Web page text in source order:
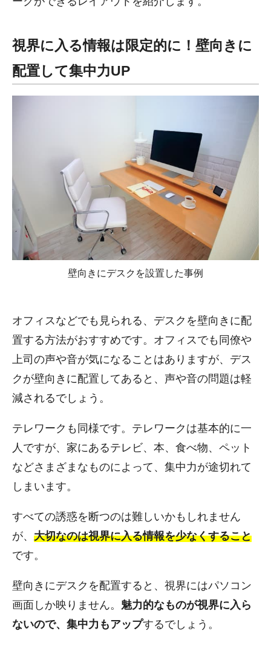
視界に入る情報は限定的に！壁向きに
配置して集中力UP
壁向きにデスクを設置した事例
オフィスなどでも見られる、デスクを壁向きに配
置する方法がおすすめです。オフィスでも同僚や
上司の声や音が気になることはありますが、デス
クが壁向きに配置してあると、声や音の問題は軽
減されるでしょう。
テレワークも同様です。テレワークは基本的に一
人ですが、家にあるテレビ、本、食べ物、ペット
などさまざまなものによって、集中力が途切れて
しまいます。
すべての誘惑を断つのは難しいかもしれません
が、 大切なのは視界に入る情報を少なくすること
です。
壁向きにデスクを配置すると、視界にはパソコン
画面しか映りません。 魅力的なものが視界に入ら
ないので、集中力もアップするでしょう。